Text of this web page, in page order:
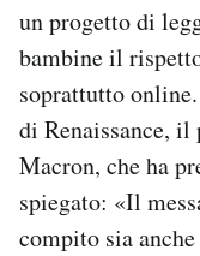
Newsletter
Notifiche mobile
Esci
un progetto di
bambine il
soprattutto
di Renaissance,
Macron, che ha
spiegato: «Il
compito sia